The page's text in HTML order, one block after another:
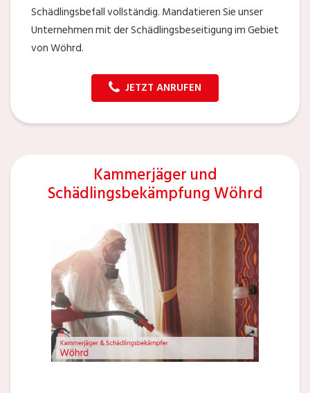
Schädlingsbefall vollständig. Mandatieren Sie unser
Unternehmen mit der Schädlingsbeseitigung im Gebiet
von Wöhrd.
JETZT ANRUFEN
Kammerjäger und
Schädlingsbekämpfung Wöhrd